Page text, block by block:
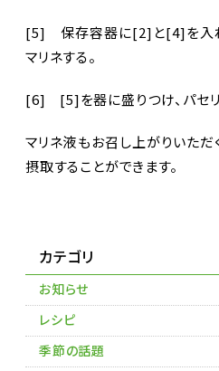
[5] 保存容器に[2]と[4]を入
マリネする。
[6] [5]を器に盛りつけ、パセリ
マリネ液もお召し上がりいただ
摂取することができます。
カテゴリ
お知らせ
レシピ
季節の話題